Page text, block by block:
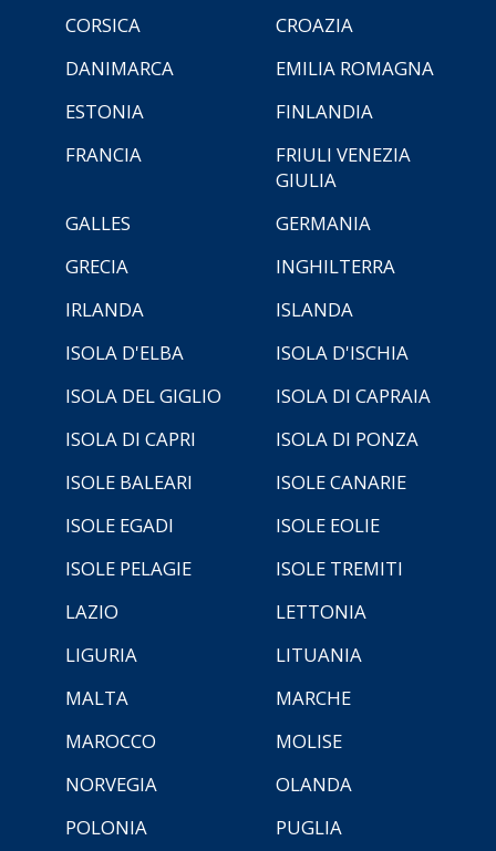
CORSICA
CROAZIA
DANIMARCA
EMILIA ROMAGNA
ESTONIA
FINLANDIA
FRANCIA
FRIULI VENEZIA
GIULIA
GALLES
GERMANIA
GRECIA
INGHILTERRA
IRLANDA
ISLANDA
ISOLA D'ELBA
ISOLA D'ISCHIA
ISOLA DEL GIGLIO
ISOLA DI CAPRAIA
ISOLA DI CAPRI
ISOLA DI PONZA
ISOLE BALEARI
ISOLE CANARIE
ISOLE EGADI
ISOLE EOLIE
ISOLE PELAGIE
ISOLE TREMITI
LAZIO
LETTONIA
LIGURIA
LITUANIA
MALTA
MARCHE
MAROCCO
MOLISE
NORVEGIA
OLANDA
POLONIA
PUGLIA